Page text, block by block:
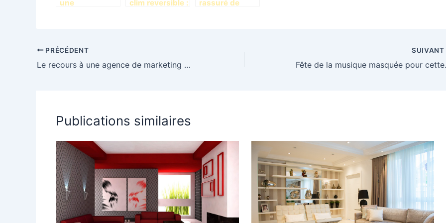
une
couleurs
clim reversible :
rassuré de
PRÉCÉDENT
Le recours à une agence de marketing numérique est plus avantageux pour votre société
SUIVANT
Fête
Publications similaires